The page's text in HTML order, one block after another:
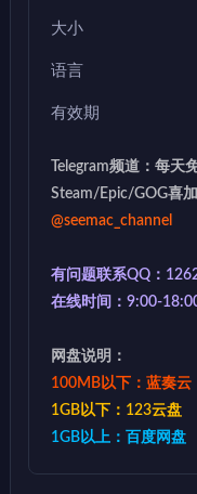
大小
语言
有效期
Telegram频道：每天
Steam/Epic/GOG喜
@seemac_channel
有问题联系QQ：
在线时间：9:00-
网盘说明：
100MB以下：蓝奏云
1GB以下：123云盘
1GB以上：百度网盘